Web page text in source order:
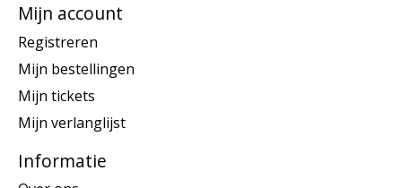
Mijn account
Registreren
Mijn bestellingen
Mijn tickets
Mijn verlanglijst
Informatie